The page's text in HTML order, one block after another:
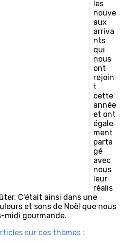
les
nouve
aux
arriva
nts
qui
nous
ont
rejoin
t
cette
année
et ont
égale
ment
parta
gé
avec
nous
leur
réalis
C'était ainsi dans une
et sons de Noël que nous
midi gourmande.
sur ces thèmes :